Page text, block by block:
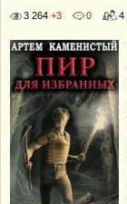
3 264 +3 0 4